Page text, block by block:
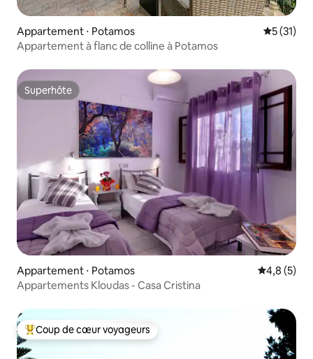
Appartement ⋅ Potamos
5 (31)
Appartement à flanc de colline à Potamos
Superhôte
Superhôte
Appartement ⋅ Potamos Évaluation
4,8 (5)
Appartements Kloudas - Casa Cristina
Coups de cœur voyageurs les plus appréciés
Coup de cœur voyageurs